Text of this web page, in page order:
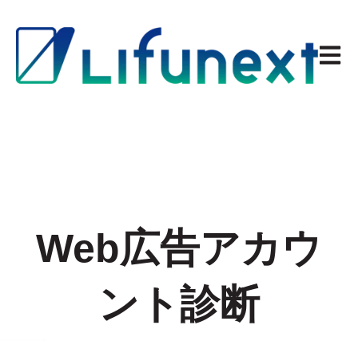
Open
Web広告アカウ
ント診断